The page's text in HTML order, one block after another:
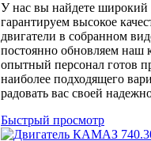
У нас вы найдете широкий
гарантируем высокое
двигатели в собранном
постоянно обновляем наш
опытный персонал готов
наиболее подходящего
радовать вас своей
Быстрый просмотр